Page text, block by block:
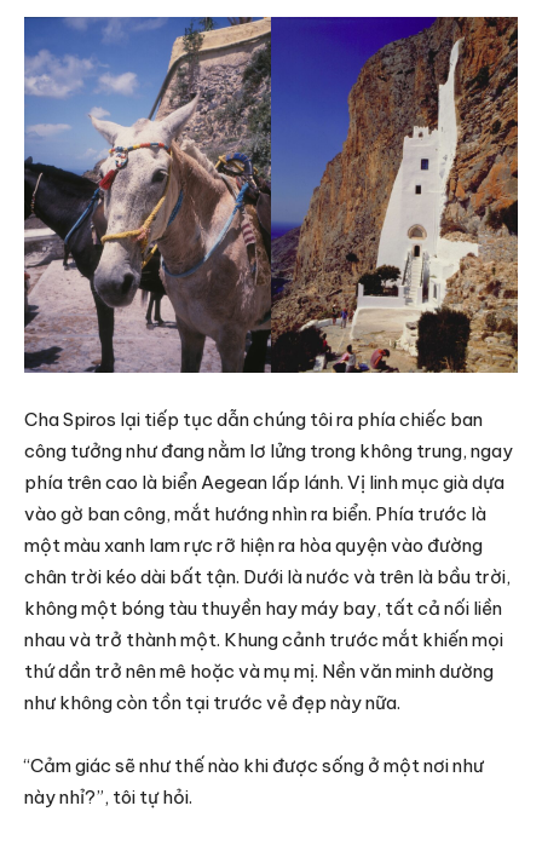
Cha Spiros lại tiếp tục dẫn chúng tôi ra phía chiếc ban
công tưởng như đang nằm lơ lửng trong không trung, ngay
phía trên cao là biển Aegean lấp lánh. Vị linh mục già dựa
vào gờ ban công, mắt hướng nhìn ra biển. Phía trước là
một màu xanh lam rực rỡ hiện ra hòa quyện vào đường
chân trời kéo dài bất tận. Dưới là nước và trên là bầu trời,
không một bóng tàu thuyền hay máy bay, tất cả nối liền
nhau và trở thành một. Khung cảnh trước mắt khiến mọi
thứ dần trở nên mê hoặc và mụ mị. Nền văn minh dường
như không còn tồn tại trước vẻ đẹp này nữa.
“Cảm giác sẽ như thế nào khi được sống ở một nơi như
này nhỉ?”, tôi tự hỏi.